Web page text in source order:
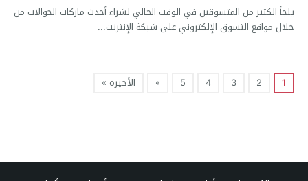
يلجأ الكثير من المتسوقين في الوقت الحالي لشراء أحدث ماركات الجوالات من
خلال مواقع التسوق الإلكتروني على شبكة الإنترنت...
1
2
3
4
5
» الأخيرة »